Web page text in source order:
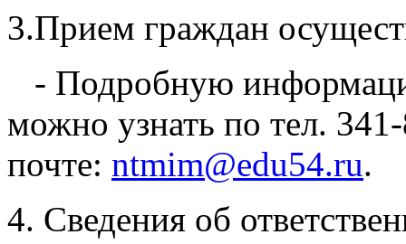
3.Прием граждан
- Подробную
можно узнать по тел.
почте: ntmim@edu54.ru.
4. Сведения об